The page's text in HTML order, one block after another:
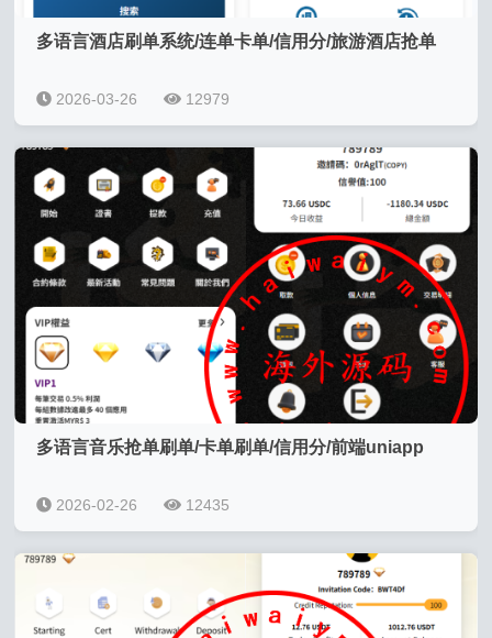
多语言酒店刷单系统/连单卡单/信用分/旅游酒店抢单
2026-03-26 12979
多语言音乐抢单刷单/卡单刷单/信用分/前端uniapp
2026-02-26 12435